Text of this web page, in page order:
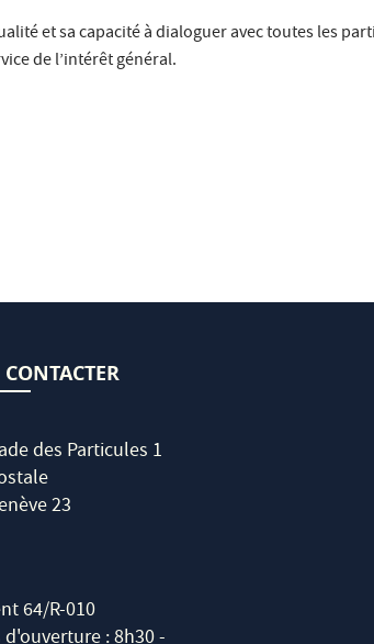
et sa capacité à dialoguer avec toutes les
de l’intérêt général.
des Particules 1
23
64/R-010